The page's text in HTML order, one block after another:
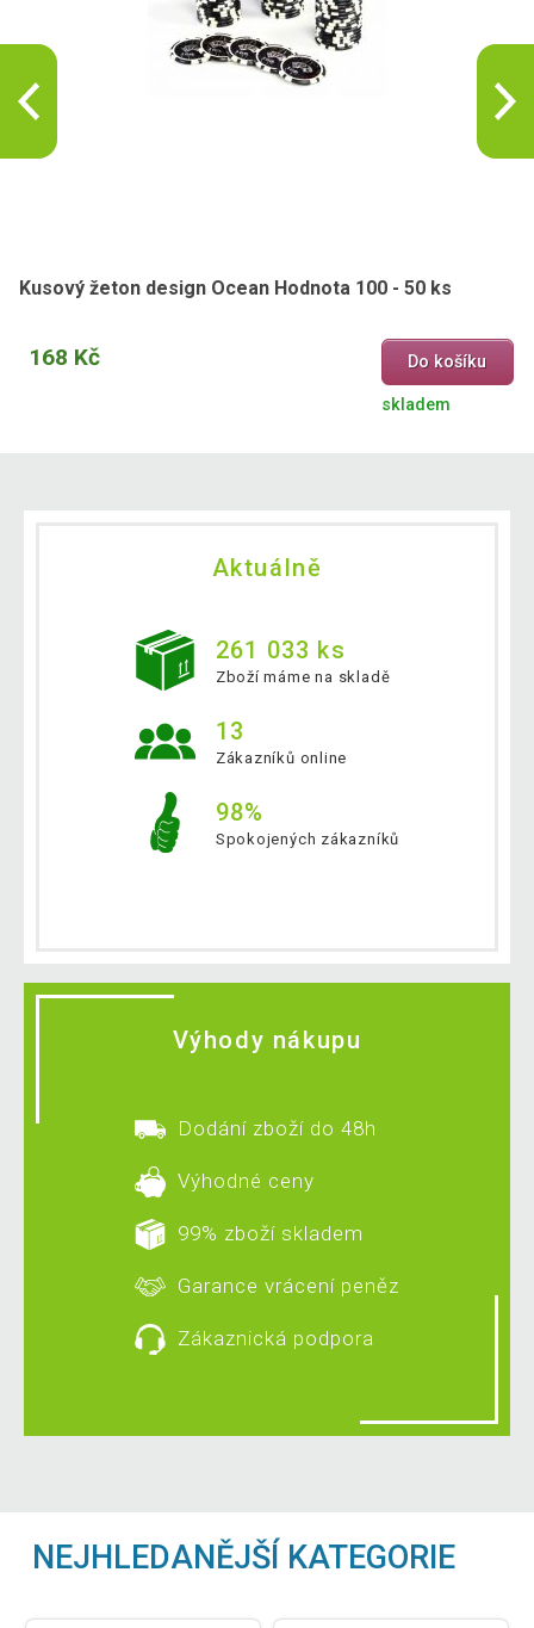
Kusový žeton design Ocean Hodnota 100 - 50 ks
168 Kč Do košíku
skladem
Aktuálně
261 033 ks
Zboží máme na skladě
13
Zákazníků online
98%
Spokojených zákazníků
Výhody nákupu
Dodání zboží do 48h
Výhodné ceny
99% zboží skladem
Garance vrácení peněz
Zákaznická podpora
NEJHLEDANĚJŠÍ KATEGORIE